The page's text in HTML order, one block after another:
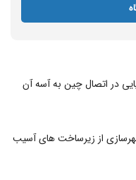
در اتصال چین به آسه آن
از زیرساخت‌ های آسیب‌